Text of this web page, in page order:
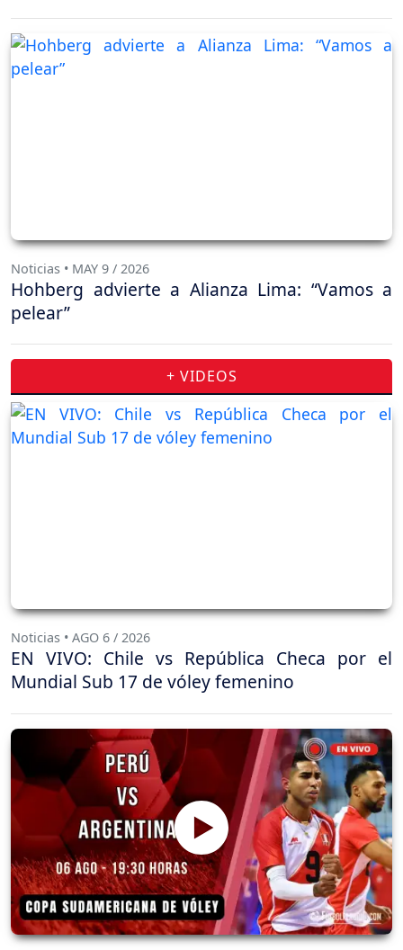
Noticias • MAY 9 / 2026
Hohberg advierte a Alianza Lima: “Vamos a
pelear”
+ VIDEOS
Noticias • AGO 6 / 2026
EN VIVO: Chile vs República Checa por el
Mundial Sub 17 de vóley femenino